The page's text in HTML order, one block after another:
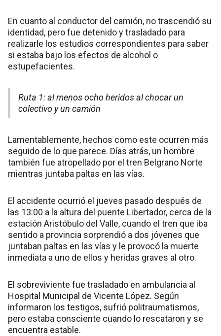
En cuanto al conductor del camión, no trascendió su
identidad, pero fue detenido y trasladado para
realizarle los estudios correspondientes para saber
si estaba bajo los efectos de alcohol o
estupefacientes.
Ruta 1: al menos ocho heridos al chocar un
colectivo y un camión
Lamentablemente, hechos como este ocurren más
seguido de lo que parece. Días atrás, un hombre
también fue atropellado por el tren Belgrano Norte
mientras juntaba paltas en las vías.
El accidente ocurrió el jueves pasado después de
las 13:00 a la altura del puente Libertador, cerca de la
estación Aristóbulo del Valle, cuando el tren que iba
sentido a provincia sorprendió a dos jóvenes que
juntaban paltas en las vías y le provocó la muerte
inmediata a uno de ellos y heridas graves al otro.
El sobreviviente fue trasladado en ambulancia al
Hospital Municipal de Vicente López. Según
informaron los testigos, sufrió politraumatismos,
pero estaba consciente cuando lo rescataron y se
encuentra estable.